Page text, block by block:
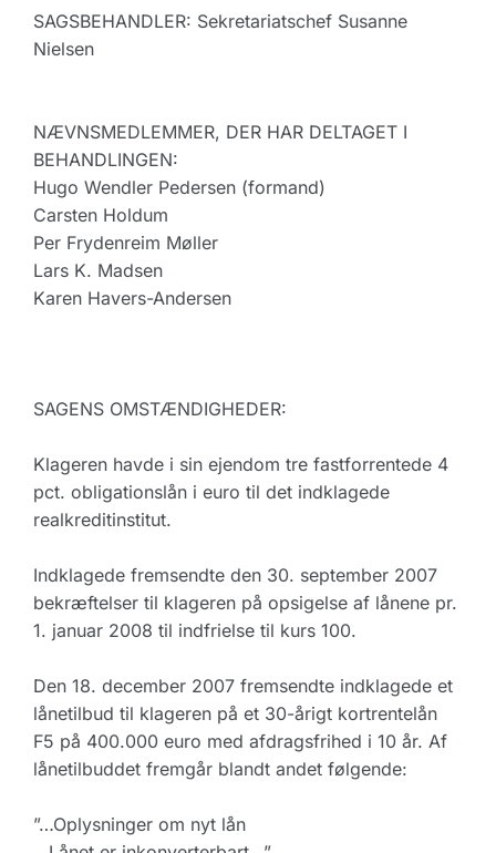
SAGSBEHANDLER: Sekretariatschef Susanne
Nielsen
NÆVNSMEDLEMMER, DER HAR DELTAGET I
BEHANDLINGEN:
Hugo Wendler Pedersen (formand)
Carsten Holdum
Per Frydenreim Møller
Lars K. Madsen
Karen Havers-Andersen
SAGENS OMSTÆNDIGHEDER:
Klageren havde i sin ejendom tre fastforrentede 4
pct. obligationslån i euro til det indklagede
realkreditinstitut.
Indklagede fremsendte den 30. september 2007
bekræftelser til klageren på opsigelse af lånene pr.
1. januar 2008 til indfrielse til kurs 100.
Den 18. december 2007 fremsendte indklagede et
lånetilbud til klageren på et 30-årigt kortrentelån
F5 på 400.000 euro med afdragsfrihed i 10 år. Af
lånetilbuddet fremgår blandt andet følgende:
”…Oplysninger om nyt lån